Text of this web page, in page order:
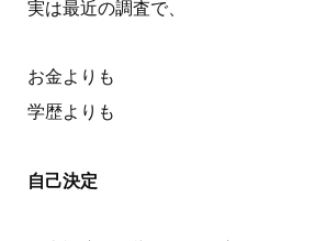
実は最近の調査で、
お金よりも
学歴よりも
自己決定